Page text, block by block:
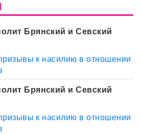
Брянский и Севский
к насилию в отношении
Брянский и Севский
к насилию в отношении